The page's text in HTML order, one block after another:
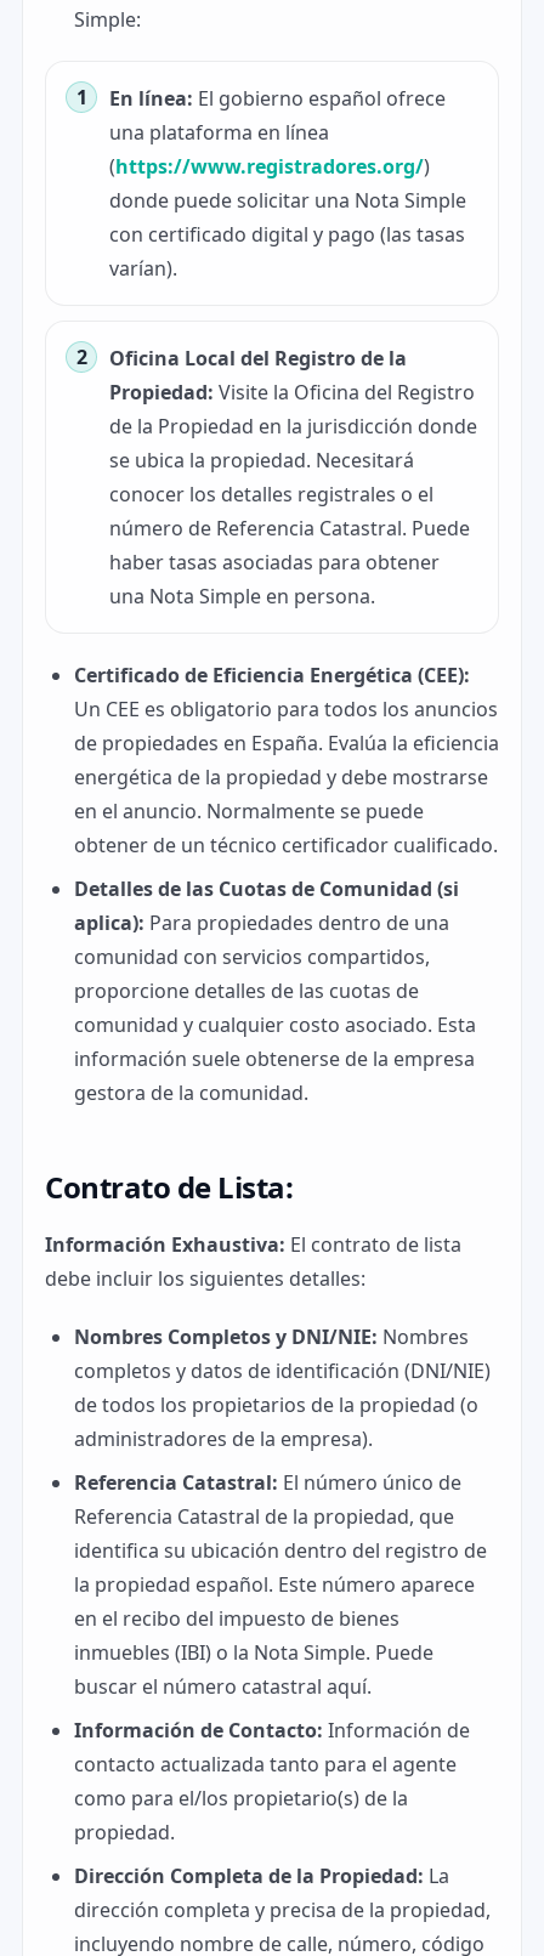
Simple:
En línea: El gobierno español ofrece
una plataforma en línea
(https://www.registradores.org/)
donde puede solicitar una Nota Simple
con certificado digital y pago (las tasas
varían).
Oficina Local del Registro de la
Propiedad: Visite la Oficina del Registro
de la Propiedad en la jurisdicción donde
se ubica la propiedad. Necesitará
conocer los detalles registrales o el
número de Referencia Catastral. Puede
haber tasas asociadas para obtener
una Nota Simple en persona.
Certificado de Eficiencia Energética (CEE):
Un CEE es obligatorio para todos los anuncios
de propiedades en España. Evalúa la eficiencia
energética de la propiedad y debe mostrarse
en el anuncio. Normalmente se puede
obtener de un técnico certificador cualificado.
Detalles de las Cuotas de Comunidad (si
aplica): Para propiedades dentro de una
comunidad con servicios compartidos,
proporcione detalles de las cuotas de
comunidad y cualquier costo asociado. Esta
información suele obtenerse de la empresa
gestora de la comunidad.
Contrato de Lista:
Información Exhaustiva: El contrato de lista
debe incluir los siguientes detalles:
Nombres Completos y DNI/NIE: Nombres
completos y datos de identificación (DNI/NIE)
de todos los propietarios de la propiedad (o
administradores de la empresa).
Referencia Catastral: El número único de
Referencia Catastral de la propiedad, que
identifica su ubicación dentro del registro de
la propiedad español. Este número aparece
en el recibo del impuesto de bienes
inmuebles (IBI) o la Nota Simple. Puede
buscar el número catastral aquí.
Información de Contacto: Información de
contacto actualizada tanto para el agente
como para el/los propietario(s) de la
propiedad.
Dirección Completa de la Propiedad: La
dirección completa y precisa de la propiedad,
incluyendo nombre de calle, número, código